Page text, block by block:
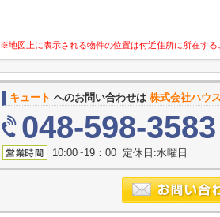
※地図上に表示される物件の位置は付近住所に所在す
キュート へのお問い合わせは 株式会社ハウ
048-598-3583
10:00~19：00 定休日:水曜日